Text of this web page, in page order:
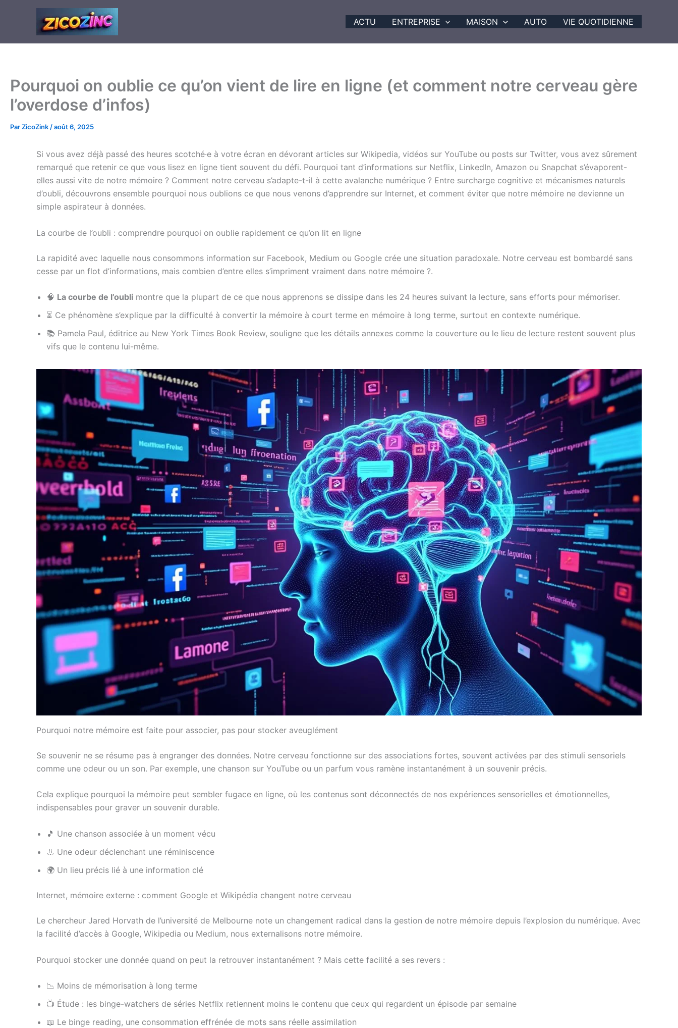
ACTU ENTREPRISE MAISON AUTO VIE QUOTIDIENNE
Pourquoi on oublie ce qu’on vient de lire en ligne (et comment notre cerveau gère
l’overdose d’infos)
ParZicoZink /août 6, 2025
Si vous avez déjà passé des heures scotché·e à votre écran en dévorant articles sur Wikipedia, vidéos sur YouTube ou posts sur Twitter, vous avez sûrement
remarqué que retenir ce que vous lisez en ligne tient souvent du défi. Pourquoi tant d’informations sur Netflix, LinkedIn, Amazon ou Snapchat s’évaporent-
elles aussi vite de notre mémoire ? Comment notre cerveau s’adapte-t-il à cette avalanche numérique ? Entre surcharge cognitive et mécanismes naturels
d’oubli, découvrons ensemble pourquoi nous oublions ce que nous venons d’apprendre sur Internet, et comment éviter que notre mémoire ne devienne un
simple aspirateur à données.
La courbe de l’oubli : comprendre pourquoi on oublie rapidement ce qu’on lit en ligne
La rapidité avec laquelle nous consommons information sur Facebook, Medium ou Google crée une situation paradoxale. Notre cerveau est bombardé sans
cesse par un flot d’informations, mais combien d’entre elles s’impriment vraiment dans notre mémoire ?.
🧠 La courbe de l’oubli montre que la plupart de ce que nous apprenons se dissipe dans les 24 heures suivant la lecture, sans efforts pour mémoriser.
⏳ Ce phénomène s’explique par la difficulté à convertir la mémoire à court terme en mémoire à long terme, surtout en contexte numérique.
📚 Pamela Paul, éditrice au New York Times Book Review, souligne que les détails annexes comme la couverture ou le lieu de lecture restent souvent plus
vifs que le contenu lui-même.
Pourquoi notre mémoire est faite pour associer, pas pour stocker aveuglément
Se souvenir ne se résume pas à engranger des données. Notre cerveau fonctionne sur des associations fortes, souvent activées par des stimuli sensoriels
comme une odeur ou un son. Par exemple, une chanson sur YouTube ou un parfum vous ramène instantanément à un souvenir précis.
Cela explique pourquoi la mémoire peut sembler fugace en ligne, où les contenus sont déconnectés de nos expériences sensorielles et émotionnelles,
indispensables pour graver un souvenir durable.
🎵 Une chanson associée à un moment vécu
👃 Une odeur déclenchant une réminiscence
🌍 Un lieu précis lié à une information clé
Internet, mémoire externe : comment Google et Wikipédia changent notre cerveau
Le chercheur Jared Horvath de l’université de Melbourne note un changement radical dans la gestion de notre mémoire depuis l’explosion du numérique. Avec
la facilité d’accès à Google, Wikipedia ou Medium, nous externalisons notre mémoire.
Pourquoi stocker une donnée quand on peut la retrouver instantanément ? Mais cette facilité a ses revers :
📉 Moins de mémorisation à long terme
📺 Étude : les binge-watchers de séries Netflix retiennent moins le contenu que ceux qui regardent un épisode par semaine
📖 Le binge reading, une consommation effrénée de mots sans réelle assimilation